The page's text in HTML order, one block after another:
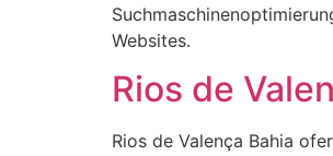
Websites.
Rios de
Rios de Valença Bahia